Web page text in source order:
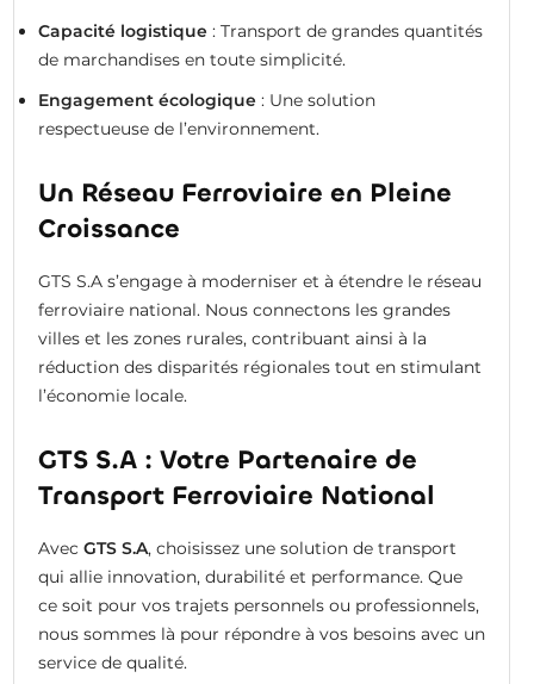
Capacité logistique: Transport de grandes quantités
de marchandises en toute simplicité.
Engagement écologique: Une solution
respectueuse de l’environnement.
Un Réseau Ferroviaire en Pleine
Croissance
GTS S.A s’engage à moderniser et à étendre le réseau
ferroviaire national. Nous connectons les grandes
villes et les zones rurales, contribuant ainsi à la
réduction des disparités régionales tout en stimulant
l’économie locale.
GTS S.A : Votre Partenaire de
Transport Ferroviaire National
Avec GTS S.A, choisissez une solution de transport
qui allie innovation, durabilité et performance. Que
ce soit pour vos trajets personnels ou professionnels,
nous sommes là pour répondre à vos besoins avec un
service de qualité.